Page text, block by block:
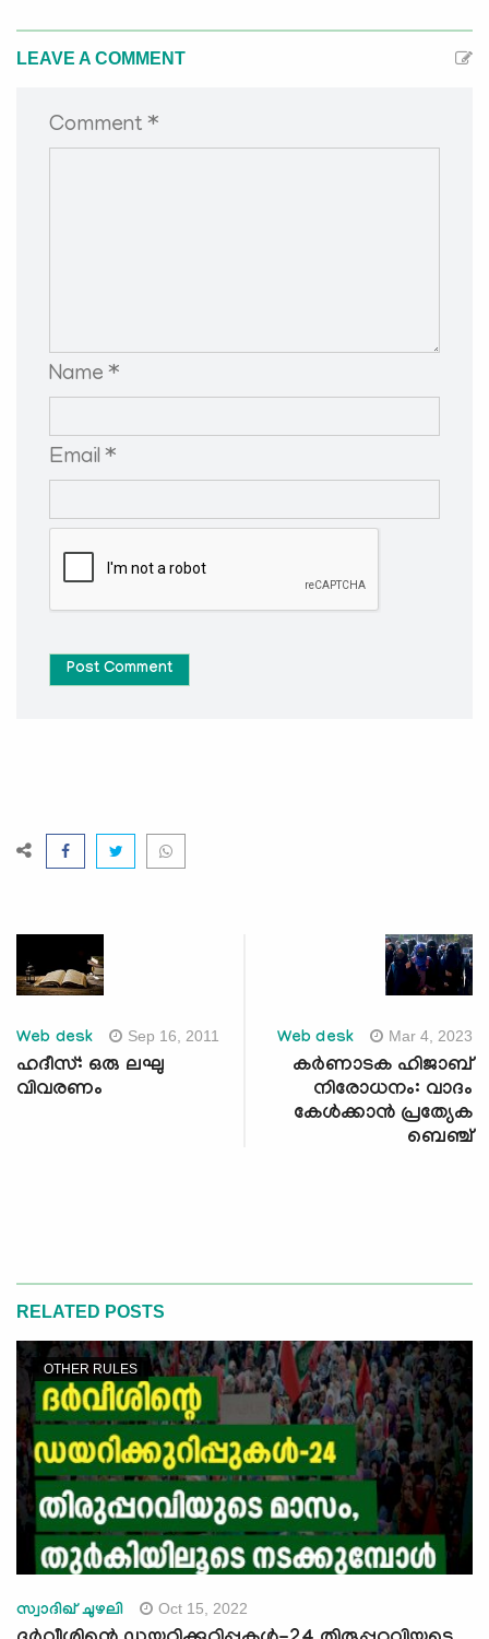
LEAVE A COMMENT
Comment *
Name *
Email *
Post Comment
Web desk Sep 16, 2011
ഹദീസ്: ഒരു ലഘു
വിവരണം
Web desk Mar 4, 2023
കര്‍ണാടക ഹിജാബ്
നിരോധനം: വാദം
കേള്‍ക്കാന്‍ പ്രത്യേക
ബെഞ്ച്
RELATED POSTS
OTHER RULES
സ്വാദിഖ് ചുഴലി Oct 15, 2022